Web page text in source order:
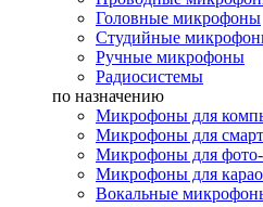
Головные микрофоны
Студийные
Ручные микрофоны
Радиосистемы
по назначению
Микрофоны для
Микрофоны для
Микрофоны для
Микрофоны для
Вокальные